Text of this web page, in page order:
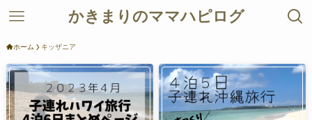
かきまりのママハピログ
ホーム キッザニア